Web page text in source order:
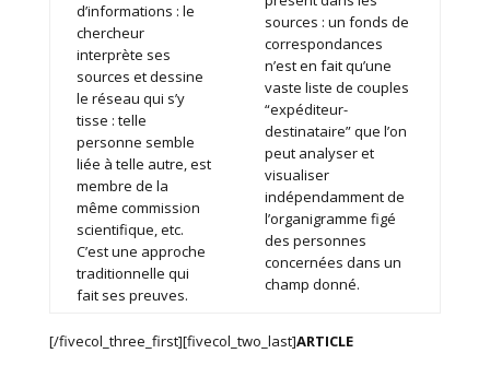
d’informations : le
chercheur
interprète ses
sources et dessine
le réseau qui s’y
tisse : telle
personne semble
liée à telle autre, est
membre de la
même commission
scientifique, etc.
C’est une approche
traditionnelle qui
fait ses preuves.
sources : un fonds de
correspondances
n’est en fait qu’une
vaste liste de couples
“expéditeur-
destinataire” que l’on
peut analyser et
visualiser
indépendamment de
l’organigramme figé
des personnes
concernées dans un
champ donné.
[/fivecol_three_first][fivecol_two_last]ARTICLE